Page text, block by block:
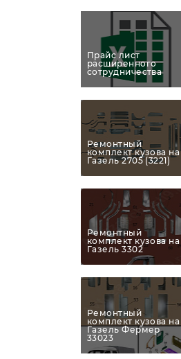
Прайс лист
расширенного
сотрудничества
Ремонтный
комплект кузова на
Газель 2705 (3221)
Ремонтный
комплект кузова на
Газель 3302
Ремонтный
комплект кузова на
Газель Фермер
33023